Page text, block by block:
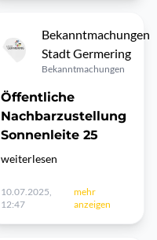
Bekanntmachungen
Stadt Germering
Bekanntmachungen
Öffentliche
Nachbarzustellung
Sonnenleite 25
weiterlesen
10.07.2025,
12:47
mehr
anzeigen